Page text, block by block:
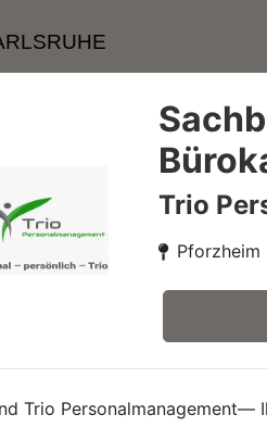
Trio
Pforzheim
Trio Personalmanagement—